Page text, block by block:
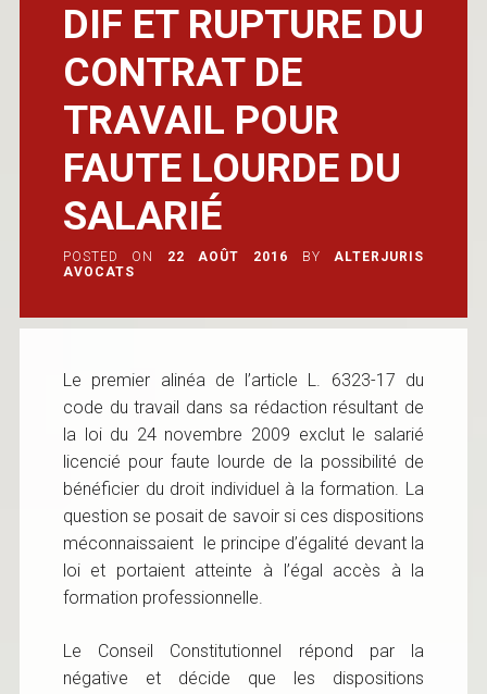
DIF ET RUPTURE DU
CONTRAT DE
TRAVAIL POUR
FAUTE LOURDE DU
SALARIÉ
POSTED ON 22 AOÛT 2016 BY
ALTERJURIS
AVOCATS
Le premier alinéa de l’article L. 6323-17 du
code du travail dans sa rédaction résultant de
la loi du 24 novembre 2009 exclut le salarié
licencié pour faute lourde de la possibilité de
bénéficier du droit individuel à la formation. La
question se posait de savoir si ces dispositions
méconnaissaient le principe d’égalité devant la
loi et portaient atteinte à l’égal accès à la
formation professionnelle.
Le Conseil Constitutionnel répond par la
négative et décide que les dispositions